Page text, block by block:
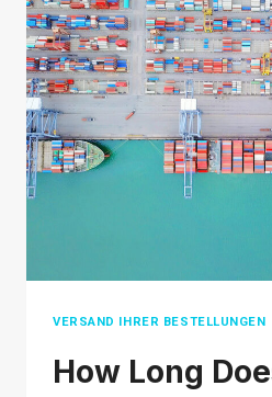
YOUR
SHOPIFY
STORE
2026
VERSAND IHRER BESTELLUNGEN
How Long